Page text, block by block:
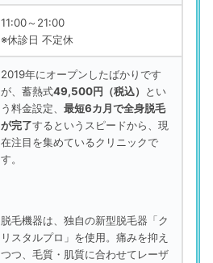
11:00～21:00
※休診日 不定休
2019年にオープンしたばかりです
が、蓄熱式49,500円（税込）
とい
う料金設定、 最短6カ月で全身脱毛
が完了するというスピードから、現
在注目を集めているクリニックで
す。
脱毛機器は、独自の新型脱毛器「ク
リスタルプロ」を使用。痛みを抑え
つつ、毛質・肌質に合わせてレーザ